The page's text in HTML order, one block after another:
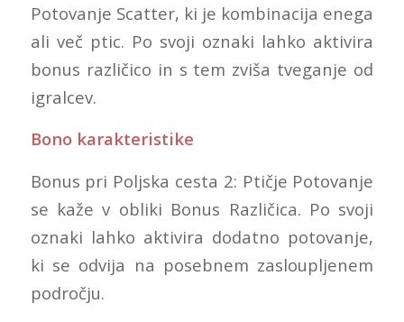
Potovanje Scatter, ki je kombinacija enega
ali več ptic. Po svoji oznaki lahko aktivira
bonus različico in s tem zviša tveganje od
igralcev.
Bono karakteristike
Bonus pri Poljska cesta 2: Ptičje Potovanje
se kaže v obliki Bonus Različica. Po svoji
oznaki lahko aktivira dodatno potovanje,
ki se odvija na posebnem zasloupljenem
področju.